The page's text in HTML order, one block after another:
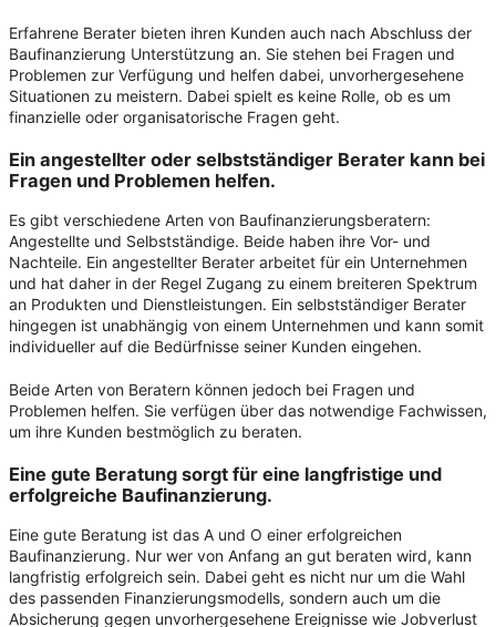
Erfahrene Berater bieten ihren Kunden auch nach Abschluss der
Baufinanzierung Unterstützung an. Sie stehen bei Fragen und
Problemen zur Verfügung und helfen dabei, unvorhergesehene
Situationen zu meistern. Dabei spielt es keine Rolle, ob es um
finanzielle oder organisatorische Fragen geht.
Ein angestellter oder selbstständiger Berater kann bei
Fragen und Problemen helfen.
Es gibt verschiedene Arten von Baufinanzierungsberatern:
Angestellte und Selbstständige. Beide haben ihre Vor- und
Nachteile. Ein angestellter Berater arbeitet für ein Unternehmen
und hat daher in der Regel Zugang zu einem breiteren Spektrum
an Produkten und Dienstleistungen. Ein selbstständiger Berater
hingegen ist unabhängig von einem Unternehmen und kann somit
individueller auf die Bedürfnisse seiner Kunden eingehen.
Beide Arten von Beratern können jedoch bei Fragen und
Problemen helfen. Sie verfügen über das notwendige Fachwissen,
um ihre Kunden bestmöglich zu beraten.
Eine gute Beratung sorgt für eine langfristige und
erfolgreiche Baufinanzierung.
Eine gute Beratung ist das A und O einer erfolgreichen
Baufinanzierung. Nur wer von Anfang an gut beraten wird, kann
langfristig erfolgreich sein. Dabei geht es nicht nur um die Wahl
des passenden Finanzierungsmodells, sondern auch um die
Absicherung gegen unvorhergesehene Ereignisse wie Jobverlust